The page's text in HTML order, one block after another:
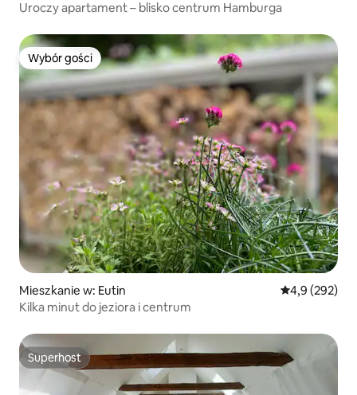
Uroczy apartament – blisko centrum Hamburga
Wybór gości
Wybór gości
Mieszkanie w: Eutin Średnia
4,9 (292)
Kilka minut do jeziora i centrum
Superhost
Superhost